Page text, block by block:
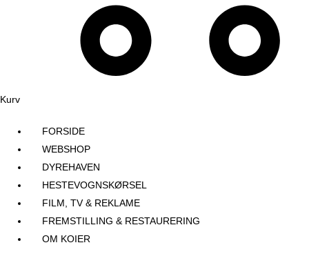
Kurv
FORSIDE
WEBSHOP
DYREHAVEN
HESTEVOGNSKØRSEL
FILM, TV & REKLAME
FREMSTILLING & RESTAURERING​
OM KOIER